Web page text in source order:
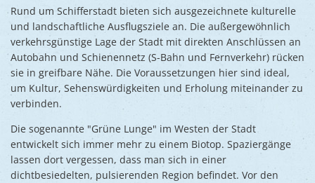
Rund um Schifferstadt bieten sich ausgezeichnete kulturelle
und landschaftliche Ausflugsziele an. Die außergewöhnlich
verkehrsgünstige Lage der Stadt mit direkten Anschlüssen an
Autobahn und Schienennetz (S-Bahn und Fernverkehr) rücken
sie in greifbare Nähe. Die Voraussetzungen hier sind ideal,
um Kultur, Sehenswürdigkeiten und Erholung miteinander zu
verbinden.
Die sogenannte "Grüne Lunge" im Westen der Stadt
entwickelt sich immer mehr zu einem Biotop. Spaziergänge
lassen dort vergessen, dass man sich in einer
dichtbesiedelten, pulsierenden Region befindet. Vor den